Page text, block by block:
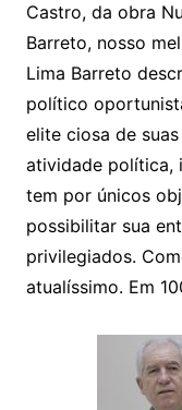
Castro, da obra
Barreto, nosso
Lima Barreto
político
elite ciosa de
atividade política,
tem por únicos
possibilitar sua
privilegiados.
atualíssimo. Em